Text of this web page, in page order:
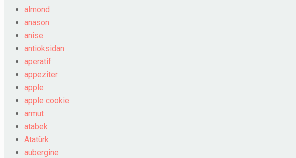
almond
anason
anise
antioksidan
aperatif
appeziter
apple
apple cookie
armut
atabek
Atatürk
aubergine